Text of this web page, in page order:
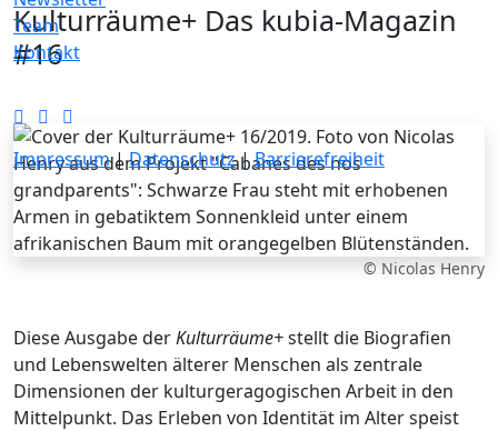
Team
Kontakt
Impressum|Datenschutz|Barrierefreiheit
Kulturräume+ Das kubia-Magazin
#16
© Nicolas Henry
Diese Ausgabe derKulturräume+stellt die Biografien
und Lebenswelten älterer Menschen als zentrale
Dimensionen der kulturgeragogischen Arbeit in den
Mittelpunkt. Das Erleben von Identität im Alter speist